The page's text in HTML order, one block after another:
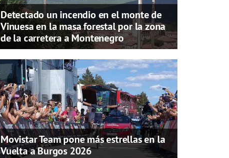
Detectado un incendio en el monte de
Vinuesa en la masa forestal por la zona
de la carretera a Montenegro
Movistar Team pone más estrellas en la
Vuelta a Burgos 2026